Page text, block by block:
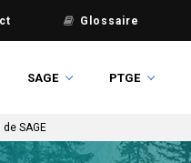
Glossaire
SAGE PTGE
SAGE